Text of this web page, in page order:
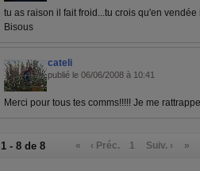
tu as raison il fait froid...tu crois qu'en
Bisous
cateli
publié le 06/06/2008 à 10:41
Merci pour tous tes comms!!!!! Je me
1 - 8 de 8 « ‹ Préc. 1 Suiv. › »